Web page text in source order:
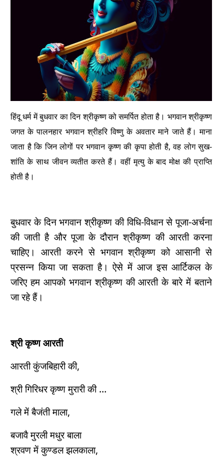
हिंदू धर्म में बुधवार का दिन श्रीकृष्ण को समर्पित होता है। भगवान श्रीकृष्ण
जगत के पालनहार भगवान श्रीहरि विष्णु के अवतार माने जाते हैं। माना
जाता है कि जिन लोगों पर भगवान कृष्ण की कृपा होती है, वह लोग सुख-
शांति के साथ जीवन व्यतीत करते हैं। वहीं मृत्यु के बाद मोक्ष की प्राप्ति
होती है।
बुधवार के दिन भगवान श्रीकृष्ण की विधि-विधान से पूजा-अर्चना
की जाती है और पूजा के दौरान श्रीकृष्ण की आरती करना
चाहिए। आरती करने से भगवान श्रीकृष्ण को आसानी से
प्रसन्न किया जा सकता है। ऐसे में आज इस आर्टिकल के
जरिए हम आपको भगवान श्रीकृष्ण की आरती के बारे में बताने
जा रहे हैं।
श्री कृष्ण आरती
आरती कुंजबिहारी की,
श्री गिरिधर कृष्ण मुरारी की …
गले में बैजंती माला,
बजावै मुरली मधुर बाला
श्रवण में कुण्डल झलकाला,